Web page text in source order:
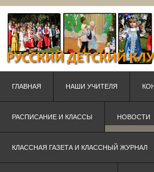
ГЛАВНАЯ НАШИ УЧИТЕЛЯ
РАСПИСАНИЕ И КЛАССЫ НОВОСТИ
КЛАССНАЯ ГАЗЕТА И КЛАССНЫЙ ЖУРНАЛ